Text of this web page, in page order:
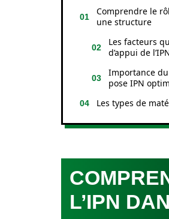
Comprendre le
une structure
Les facteurs
d’appui de
Importance
pose IPN
Les types de
L’IPN